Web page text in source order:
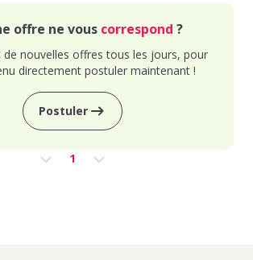
offre ne vous correspond ?
de nouvelles offres tous les jours, pour
directement postuler maintenant !
Postuler
1